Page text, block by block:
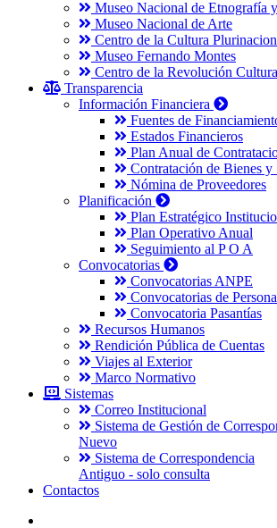
Museo Nacional de Etnografía
Museo Nacional de Arte
Centro de la Cultura
Museo Fernando Montes
Centro de la Revolución
Transparencia
Información Financiera
Fuentes de
Estados Financieros
Plan Anual de
Contratación de Bienes y
Nómina de Proveedores
Planificación
Plan Estratégico
Plan Operativo Anual
Seguimiento al P O A
Convocatorias
Convocatorias ANPE
Convocatorias de
Convocatoria Pasantías
Recursos Humanos
Rendición Pública de Cuentas
Viajes al Exterior
Marco Normativo
Sistemas
Correo Institucional
Sistema de Gestión de
Nuevo
Sistema de Correspondencia
Antiguo - solo consulta
Contactos